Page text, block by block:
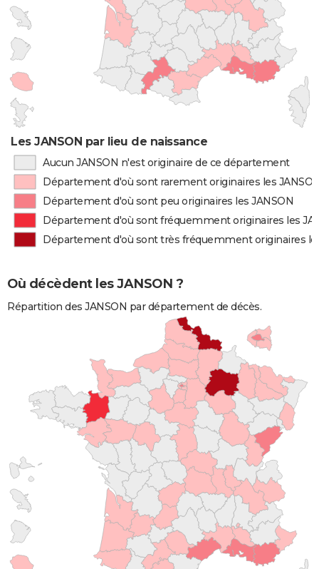
Les JANSON par lieu de naissance
Aucun JANSON n'est originaire de ce département
Département d'où sont rarement originaires les
Département d'où sont peu originaires les JANSON
Département d'où sont fréquemment originaires les
Département d'où sont très fréquemment originaires
Où décèdent les JANSON ?
Répartition des JANSON par département de décès.